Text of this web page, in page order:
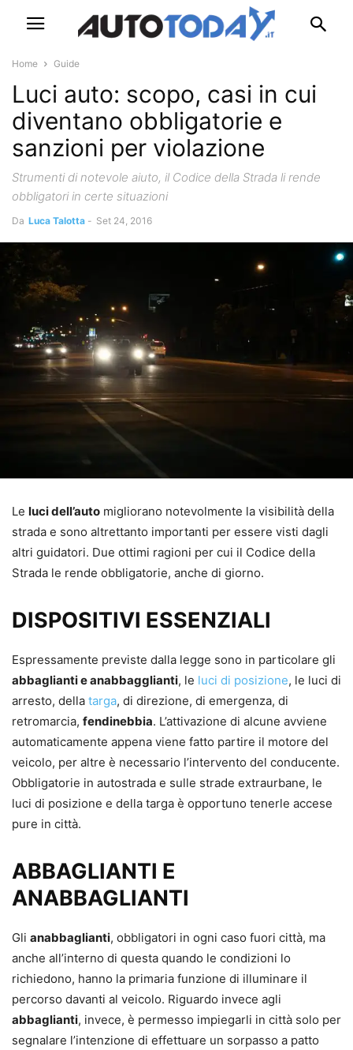
Home Guide
Luci auto: scopo, casi in cui
diventano obbligatorie e
sanzioni per violazione
Strumenti di notevole aiuto, il Codice della Strada li rende
obbligatori in certe situazioni
Da Luca Talotta - Set 24, 2016
Le luci dell’auto migliorano notevolmente la visibilità della
strada e sono altrettanto importanti per essere visti dagli
altri guidatori. Due ottimi ragioni per cui il Codice della
Strada le rende obbligatorie, anche di giorno.
DISPOSITIVI ESSENZIALI
Espressamente previste dalla legge sono in particolare gli
abbaglianti e anabbagglianti, le luci di posizione, le luci di
arresto, della targa, di direzione, di emergenza, di
retromarcia, fendinebbia. L’attivazione di alcune avviene
automaticamente appena viene fatto partire il motore del
veicolo, per altre è necessario l’intervento del conducente.
Obbligatorie in autostrada e sulle strade extraurbane, le
luci di posizione e della targa è opportuno tenerle accese
pure in città.
ABBAGLIANTI E
ANABBAGLIANTI
Gli anabbaglianti, obbligatori in ogni caso fuori città, ma
anche all’interno di questa quando le condizioni lo
richiedono, hanno la primaria funzione di illuminare il
percorso davanti al veicolo. Riguardo invece agli
abbaglianti, invece, è permesso impiegarli in città solo per
segnalare l’intenzione di effettuare un sorpasso a patto